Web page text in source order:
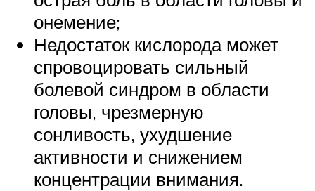
онемение;
Недостаток кислорода может
спровоцировать сильный
болевой синдром в области
головы, чрезмерную
сонливость, ухудшение
активности и снижением
концентрации внимания.